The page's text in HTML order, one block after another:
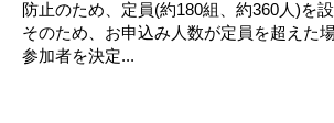
防止のため、定員(約180組、約360人)を
そのため、お申込み人数が定員を超えた
参加者を決定...